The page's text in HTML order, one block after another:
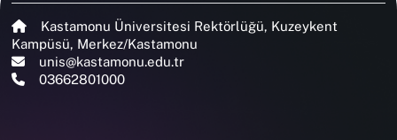
Kastamonu Üniversitesi Rektörlüğü, Kuzeykent
Kampüsü, Merkez/Kastamonu
unis@kastamonu.edu.tr
03662801000